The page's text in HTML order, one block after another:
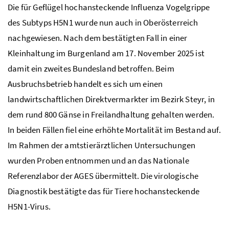
Die für Geflügel hochansteckende Influenza Vogelgrippe
des Subtyps H5N1 wurde nun auch in Oberösterreich
nachgewiesen. Nach dem bestätigten Fall in einer
Kleinhaltung im Burgenland am 17. November 2025 ist
damit ein zweites Bundesland betroffen. Beim
Ausbruchsbetrieb handelt es sich um einen
landwirtschaftlichen Direktvermarkter im Bezirk Steyr, in
dem rund 800 Gänse in Freilandhaltung gehalten werden.
In beiden Fällen fiel eine erhöhte Mortalität im Bestand auf.
Im Rahmen der amtstierärztlichen Untersuchungen
wurden Proben entnommen und an das Nationale
Referenzlabor derAGESübermittelt. Die virologische
Diagnostik bestätigte das für Tiere hochansteckende
H5N1-Virus.